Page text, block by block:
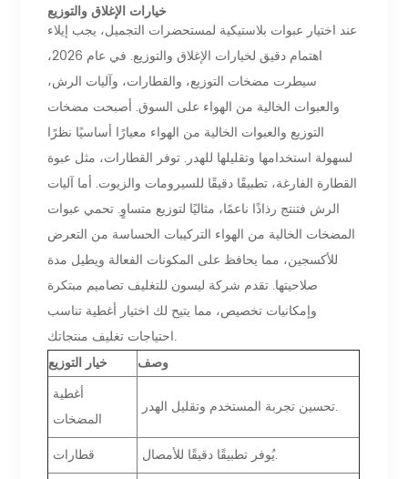
خيارات الإغلاق والتوزيع
عند اختيار عبوات بلاستيكية لمستحضرات التجميل، يجب إيلاء
اهتمام دقيق لخيارات الإغلاق والتوزيع. في عام 2026،
سيطرت مضخات التوزيع، والقطارات، وآليات الرش،
والعبوات الخالية من الهواء على السوق. أصبحت مضخات
التوزيع والعبوات الخالية من الهواء معيارًا أساسيًا نظرًا
لسهولة استخدامها وتقليلها للهدر. توفر القطارات، مثل عبوة
القطارة الفارغة، تطبيقًا دقيقًا للسيرومات والزيوت. أما آليات
الرش فتنتج رذاذًا ناعمًا، مثاليًا لتوزيع متساوٍ. تحمي عبوات
المضخات الخالية من الهواء التركيبات الحساسة من التعرض
للأكسجين، مما يحافظ على المكونات الفعالة ويطيل مدة
صلاحيتها. تقدم شركة ليسون للتغليف تصاميم مبتكرة
وإمكانيات تخصيص، مما يتيح لك اختيار أغطية تناسب
احتياجات تغليف منتجاتك.
خيار التوزيع
وصف
أغطية
المضخات
تحسين تجربة المستخدم وتقليل الهدر.
قطارات
يُوفر تطبيقًا دقيقًا للأمصال.